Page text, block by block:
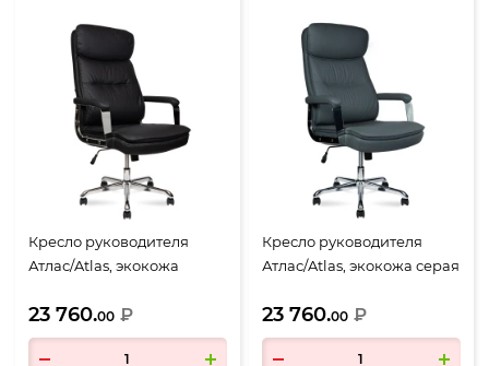
Кресло руководителя
Атлас/Atlas, экокожа
23 760.00 ₽
Кресло руководителя
Атлас/Atlas, экокожа серая
23 760.00 ₽